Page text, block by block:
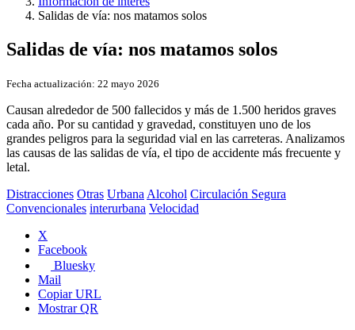
Salidas de vía: nos matamos solos
Salidas de vía: nos matamos solos
Fecha actualización: 22 mayo 2026
Causan alrededor de 500 fallecidos y más de 1.500 heridos graves
cada año. Por su cantidad y gravedad, constituyen uno de los
grandes peligros para la seguridad vial en las carreteras. Analizamos
las causas de las salidas de vía, el tipo de accidente más frecuente y
letal.
Distracciones Otras Urbana Alcohol Circulación Segura
Convencionales interurbana Velocidad
X
Facebook
Bluesky
Mail
Copiar URL
Mostrar QR